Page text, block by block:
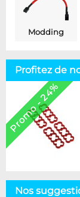
Modding
Profitez de
Promo - 24%
Nos